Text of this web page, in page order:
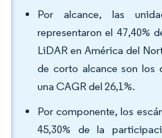
Por alcance, las
representaron el 47,40%
LiDAR en América del
de corto alcance son los
una CAGR del 26,1%.
Por componente, los
45,30% de la